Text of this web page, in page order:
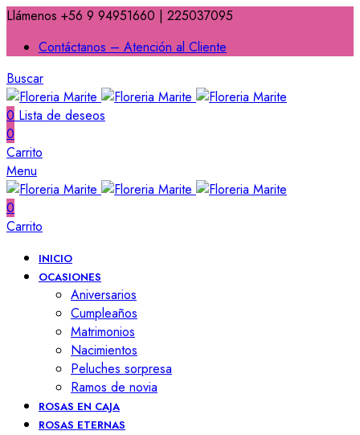
Llámenos +56 9 94951660 | 225037095
Contáctanos – Atención al Cliente
Buscar
0 Lista de deseos
0
Carrito
Menu
0
Carrito
INICIO
OCASIONES
Aniversarios
Cumpleaños
Matrimonios
Nacimientos
Peluches sorpresa
Ramos de novia
ROSAS EN CAJA
ROSAS ETERNAS